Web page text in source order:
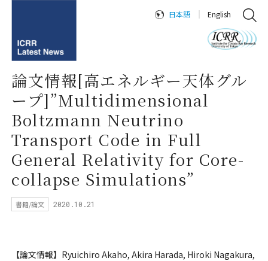
日本語 English
論文情報[高エネルギー天体グル
ープ]”Multidimensional
Boltzmann Neutrino
Transport Code in Full
General Relativity for Core-
collapse Simulations”
書籍/論文 2020.10.21
【論文情報】Ryuichiro Akaho, Akira Harada, Hiroki Nagakura,